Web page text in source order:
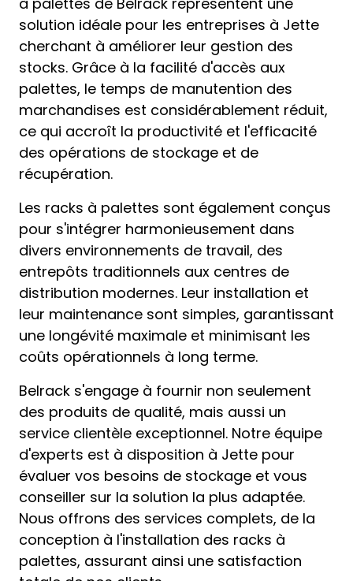
solution idéale pour les entreprises à Jette
cherchant à améliorer leur gestion des
stocks. Grâce à la facilité d'accès aux
palettes, le temps de manutention des
marchandises est considérablement réduit,
ce qui accroît la productivité et l'efficacité
des opérations de stockage et de
récupération.
Les racks à palettes sont également conçus
pour s'intégrer harmonieusement dans
divers environnements de travail, des
entrepôts traditionnels aux centres de
distribution modernes. Leur installation et
leur maintenance sont simples, garantissant
une longévité maximale et minimisant les
coûts opérationnels à long terme.
Belrack s'engage à fournir non seulement
des produits de qualité, mais aussi un
service clientèle exceptionnel. Notre équipe
d'experts est à disposition à Jette pour
évaluer vos besoins de stockage et vous
conseiller sur la solution la plus adaptée.
Nous offrons des services complets, de la
conception à l'installation des racks à
palettes, assurant ainsi une satisfaction